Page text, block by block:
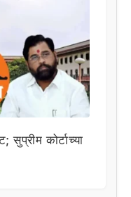
सुप्रीम कोर्टाच्या